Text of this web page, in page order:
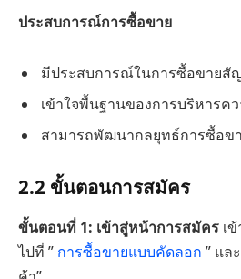
ประสบการณ์การซื้อขาย
มีประสบการณ์ในการซื้อขายสั
เข้าใจพื้นฐานของการบริหารคว
สามารถพัฒนากลยุทธ์การซื้อข
2.2 ขั้นตอนการสมัคร
ขั้นตอนที่ 1: เข้าสู่หน้าการสมัคร เ
ไปที่ ” การซื้อขายแบบคัดลอก ” แล